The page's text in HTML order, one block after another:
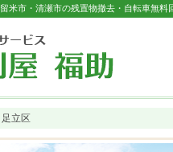
米市・清瀬市の残置物撤去・自転車無料
立区